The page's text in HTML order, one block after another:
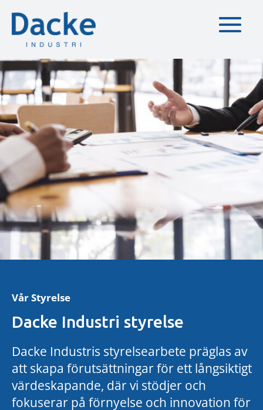
Vår Styrelse
Dacke Industri styrelse
Dacke Industris styrelsearbete präglas av
att skapa förutsättningar för ett långsiktigt
värdeskapande, där vi stödjer och
fokuserar på förnyelse och innovation för